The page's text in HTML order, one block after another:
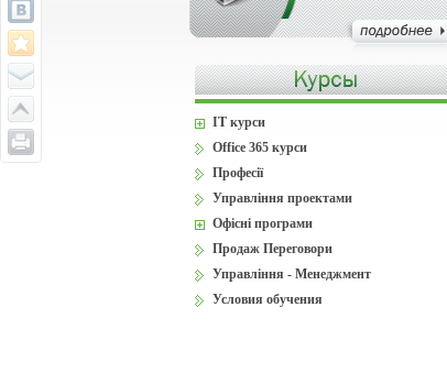
IT курси
Office 365 курси
Професії
Управління проектами
Офісні програми
Продаж Переговори
Управління - Менеджмент
Условия обучения